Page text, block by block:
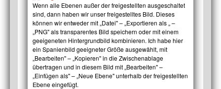
Wenn alle Ebenen außer der freigestellten ausgeschaltet
sind, dann haben wir unser freigestelltes Bild. Dieses
können wir entweder mit „Datei" – „Exportieren als „ –
„PNG" als transparentes Bild speichern oder mit einem
geeigeneten Hintergrundbild kombinieren. Ich habe hier
ein Spanienbild geeigneter Größe ausgewählt, mit
„Bearbeiten" – „Kopieren" in die Zwischenablage
übertragen und in diesem Bild mit „Bearbeiten" –
„Einfügen als" – „Neue Ebene" unterhalb der freigestellten
Ebene eingefügt.